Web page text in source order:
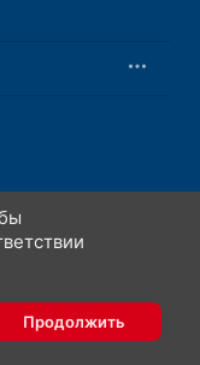
Продолжить